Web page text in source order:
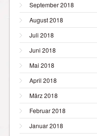
September 2018
August 2018
Juli 2018
Juni 2018
Mai 2018
April 2018
März 2018
Februar 2018
Januar 2018